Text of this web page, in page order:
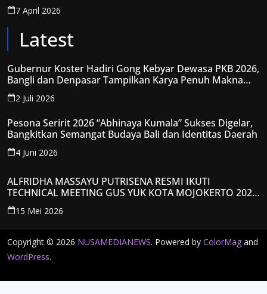
7 April 2026
Latest
Gubernur Koster Hadiri Gong Kebyar Dewasa PKB 2026,
Bangli dan Denpasar Tampilkan Karya Penuh Makna
Spiritual
2 Juli 2026
Pesona Seririt 2026 “Abhinaya Kumala” Sukses Digelar,
Bangkitkan Semangat Budaya Bali dan Identitas Daerah
4 Juni 2026
ALFRIDHA MASSAYU PUTRISENA RESMI IKUTI
TECHNICAL MEETING GUS YUK KOTA MOJOKERTO 2026,
KANTONGI NOMOR PESERTA Y008
15 Mei 2026
Copyright © 2026 NUSAMEDIANEWS. Powered by ColorMag and
WordPress.